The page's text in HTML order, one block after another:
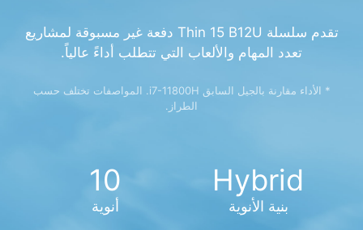
تقدم سلسلة Thin 15 B12U دفعة غير مسبوقة لمشاريع
تعدد المهام والألعاب التي تتطلب أداءً عالياً.
* الأداء مقارنة بالجيل السابق i7-11800H. المواصفات تختلف حسب
الطراز.
Hybrid
بنية الأنوية
10
أنوية